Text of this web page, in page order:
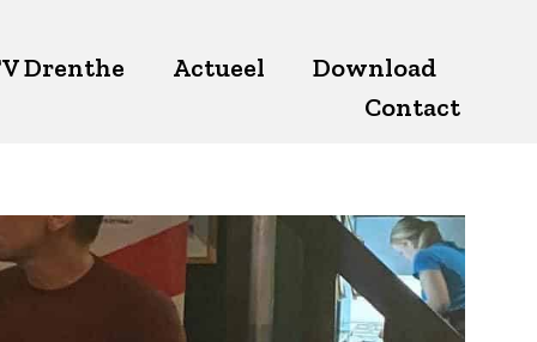
Drenthe Actueel
Download
Contact